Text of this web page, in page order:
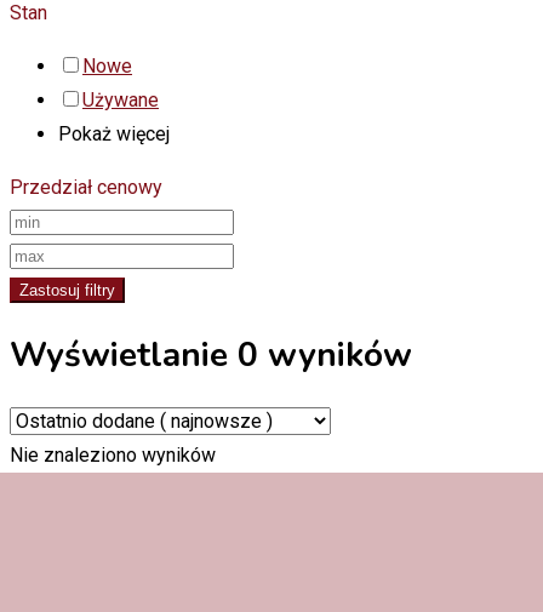
Stan
Nowe
Używane
Pokaż więcej
Przedział cenowy
Zastosuj filtry
Wyświetlanie 0 wyników
Nie znaleziono wyników